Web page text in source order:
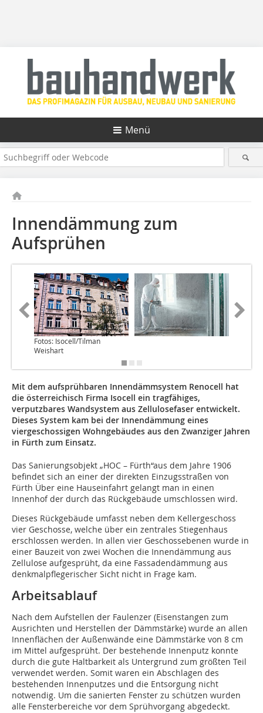
Menü
Innendämmung zum
Aufsprühen
Fotos: Isocell/Tilman
Weishart
Mit dem aufsprühbaren Innendämmsystem Renocell hat
die österreichisch Firma Isocell ein tragfähiges,
verputzbares Wandsystem aus Zellulosefaser entwickelt.
Dieses System kam bei der Innendämmung eines
viergeschossigen Wohngebäudes aus den Zwanziger Jahren
in Fürth zum Einsatz.
Das Sanierungsobjekt „HOC – Fürth“aus dem Jahre 1906
befindet sich an einer der direkten Einzugsstraßen von
Fürth Über eine Hauseinfahrt gelangt man in einen
Innenhof der durch das Rückgebäude umschlossen wird.
Dieses Rückgebäude umfasst neben dem Kellergeschoss
vier Geschosse, welche über ein zentrales Stiegenhaus
erschlossen werden. In allen vier Geschossebenen wurde in
einer Bauzeit von zwei Wochen die Innendämmung aus
Zellulose aufgesprüht, da eine Fassadendämmung aus
denkmalpflegerischer Sicht nicht in Frage kam.
Arbeitsablauf
Nach dem Aufstellen der Faulenzer (Eisenstangen zum
Ausrichten und Herstellen der Dämmstärke) wurde an allen
Innenflächen der Außenwände eine Dämmstärke von 8 cm
im Mittel aufgesprüht. Der bestehende Innenputz konnte
durch die gute Haltbarkeit als Untergrund zum größten Teil
verwendet werden. Somit waren ein Abschlagen des
bestehenden Innenputzes und die Entsorgung nicht
notwendig. Um die sanierten Fenster zu schützen wurden
alle Fensterbereiche vor dem Sprühvorgang abgedeckt.